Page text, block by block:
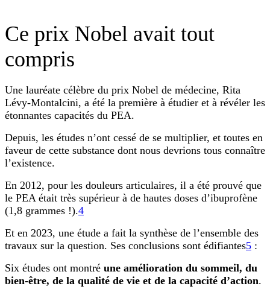
Ce prix Nobel avait tout
compris
Une lauréate célèbre du prix Nobel de médecine, Rita
Lévy-Montalcini, a été la première à étudier et à révéler les
étonnantes capacités du PEA.
Depuis, les études n’ont cessé de se multiplier, et toutes en
faveur de cette substance dont nous devrions tous connaître
l’existence.
En 2012, pour les douleurs articulaires, il a été prouvé que
le PEA était très supérieur à de hautes doses d’ibuprofène
(1,8 grammes !).4
Et en 2023, une étude a fait la synthèse de l’ensemble des
travaux sur la question. Ses conclusions sont édifiantes5 :
Six études ont montré une amélioration du sommeil, du
bien-être, de la qualité de vie et de la capacité d’action.